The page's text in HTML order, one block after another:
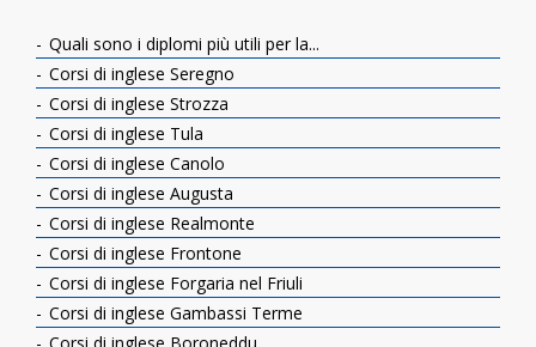
Quali sono i diplomi più utili per la...
Corsi di inglese Seregno
Corsi di inglese Strozza
Corsi di inglese Tula
Corsi di inglese Canolo
Corsi di inglese Augusta
Corsi di inglese Realmonte
Corsi di inglese Frontone
Corsi di inglese Forgaria nel Friuli
Corsi di inglese Gambassi Terme